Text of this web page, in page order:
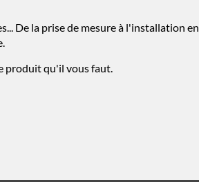
De la prise de mesure à l'installation en
produit qu'il vous faut.